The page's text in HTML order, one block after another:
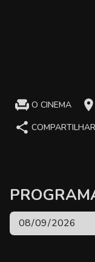
O CINEMA
COMPARTILHAR